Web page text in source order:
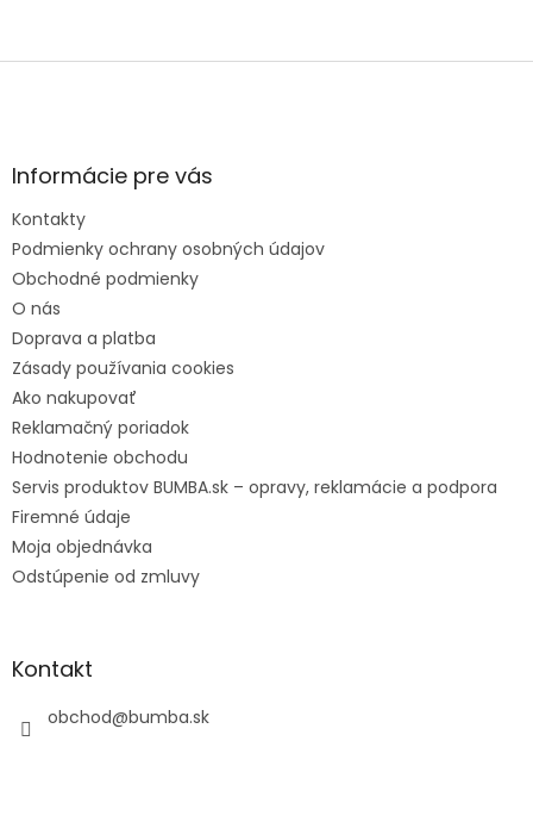
e
Informácie pre vás
Kontakty
Podmienky ochrany osobných údajov
Obchodné podmienky
O nás
Doprava a platba
Zásady používania cookies
Ako nakupovať
Reklamačný poriadok
Hodnotenie obchodu
Servis produktov BUMBA.sk – opravy, reklamácie a podpora
Firemné údaje
Moja objednávka
Odstúpenie od zmluvy
Kontakt
obchod@bumba.sk